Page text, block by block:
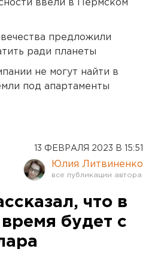
ввели в Пермском
предложили
ради планеты
не могут найти в
под апартаменты
13 ФЕВРАЛЯ 2023 В 15:51
Юлия Литвиненко
что в
будет с